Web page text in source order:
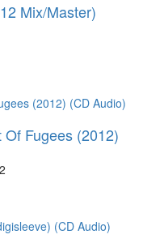
Mix/Master)
Fugees (2012)